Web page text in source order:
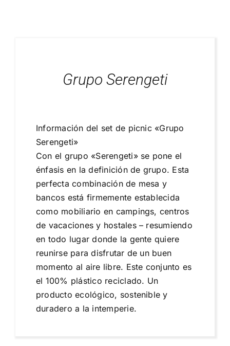
Grupo Serengeti
Información del set de picnic «Grupo
Serengeti»
Con el grupo «Serengeti» se pone el
énfasis en la definición de grupo. Esta
perfecta combinación de mesa y
bancos está firmemente establecida
como mobiliario en campings, centros
de vacaciones y hostales – resumiendo
en todo lugar donde la gente quiere
reunirse para disfrutar de un buen
momento al aire libre. Este conjunto es
el 100% plástico reciclado. Un
producto ecológico, sostenible y
duradero a la intemperie.